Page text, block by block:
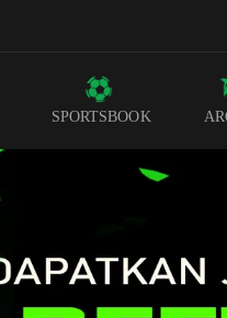
SPORTSBOOK